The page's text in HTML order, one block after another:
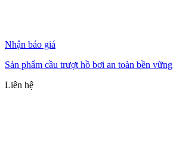
Nhận báo giá
Sản phẩm cầu trượt hồ bơi an toàn bền vững
Liên hệ